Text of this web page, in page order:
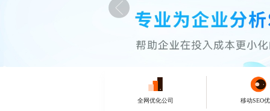
全网优化公司 移动SEO